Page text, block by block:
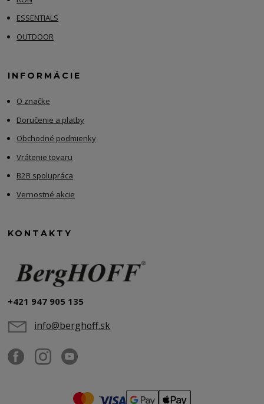
ESSENTIALS
OUTDOOR
INFORMÁCIE
O značke
Doručenie a platby
Obchodné podmienky
Vrátenie tovaru
B2B spolupráca
Vernostné akcie
KONTAKTY
+421 947 905 135
info@berghoff.sk